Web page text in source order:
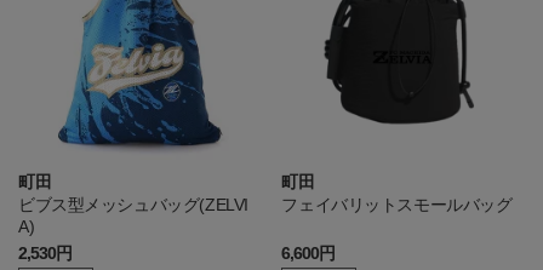
町田
ビブス型メッシュバッグ(ZELVI
A)
2,530円
町田
フェイバリットスモールバッグ
6,600円